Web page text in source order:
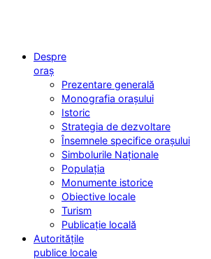
Despre
oraș
Prezentare generală
Monografia orașului
Istoric
Strategia de dezvoltare
Însemnele specifice orașului
Simbolurile Naționale
Populația
Monumente istorice
Obiective locale
Turism
Publicație locală
Autoritățile
publice locale